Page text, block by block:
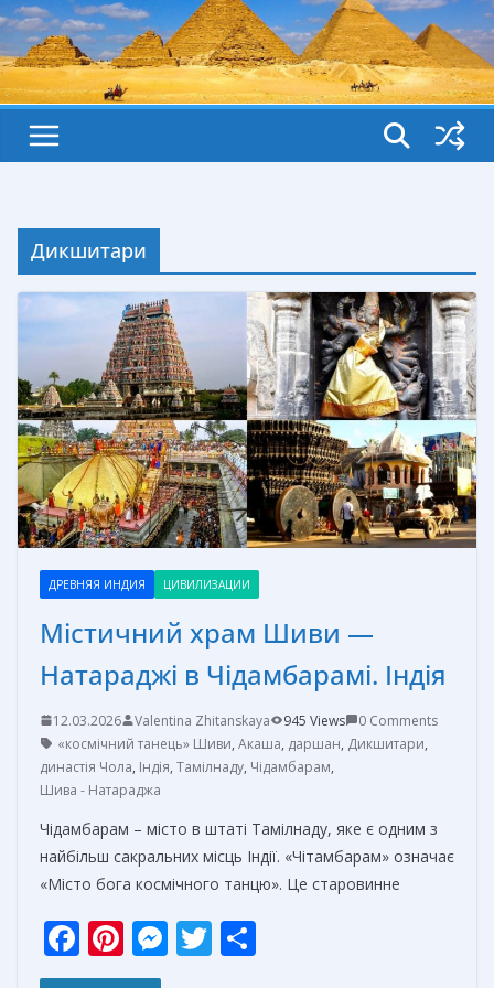
Дикшитари
ДРЕВНЯЯ ИНДИЯ ЦИВИЛИЗАЦИИ
Містичний храм Шиви —
Натараджі в Чідамбарамі. Індія
12.03.2026 Valentina Zhitanskaya 945 Views
0 Comments
«космічний танець» Шиви, Акаша, даршан, Дикшитари,
династія Чола, Індія, Тамілнаду, Чідамбарам,
Шива - Натараджа
Чідамбарам – місто в штаті Тамілнаду, яке є одним з
найбільш сакральних місць Індії. «Чітамбарам» означає
«Місто бога космічного танцю». Це старовинне
F
ac
Pi
nt
M T